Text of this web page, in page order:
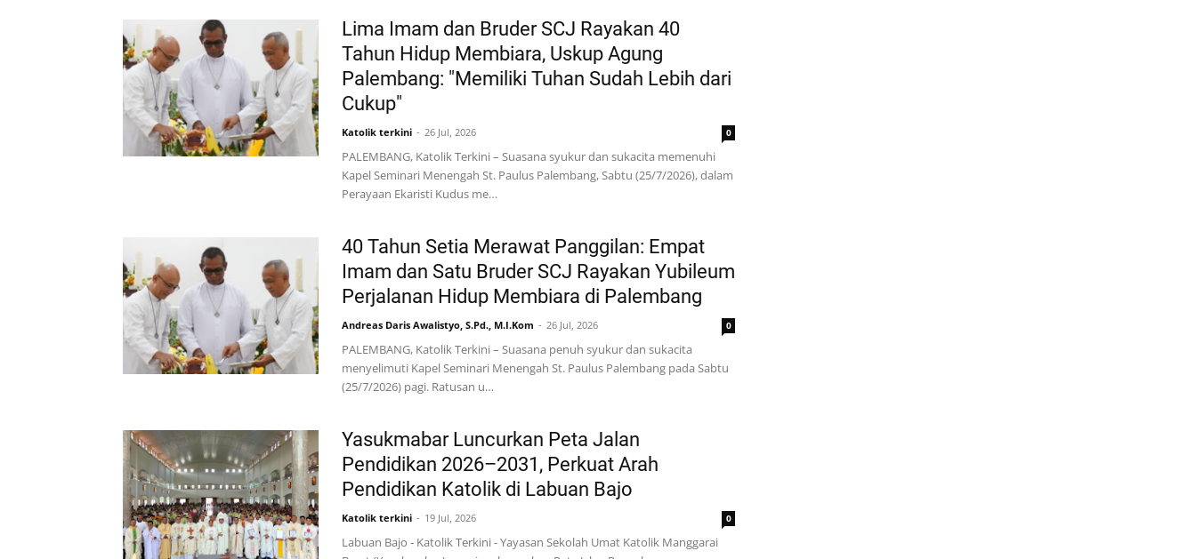
Lima Imam dan Bruder SCJ Rayakan 40
Tahun Hidup Membiara, Uskup Agung
Palembang: "Memiliki Tuhan Sudah Lebih dari
Cukup"
Katolik terkini 26 Jul, 2026 0
PALEMBANG, Katolik Terkini – Suasana syukur dan sukacita memenuhi
Kapel Seminari Menengah St. Paulus Palembang, Sabtu (25/7/2026), dalam
Perayaan Ekaristi Kudus me…
40 Tahun Setia Merawat Panggilan: Empat
Imam dan Satu Bruder SCJ Rayakan Yubileum
Perjalanan Hidup Membiara di Palembang
Andreas Daris Awalistyo, S.Pd., M.I.Kom 26 Jul, 2026 0
PALEMBANG, Katolik Terkini – Suasana penuh syukur dan sukacita
menyelimuti Kapel Seminari Menengah St. Paulus Palembang pada Sabtu
(25/7/2026) pagi. Ratusan u…
Yasukmabar Luncurkan Peta Jalan
Pendidikan 2026–2031, Perkuat Arah
Pendidikan Katolik di Labuan Bajo
Katolik terkini 19 Jul, 2026 0
Labuan Bajo - Katolik Terkini - Yayasan Sekolah Umat Katolik Manggarai